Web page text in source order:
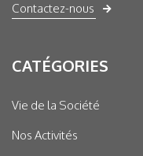
Contactez-nous
CATÉGORIES
Vie de la Société
Nos Activités